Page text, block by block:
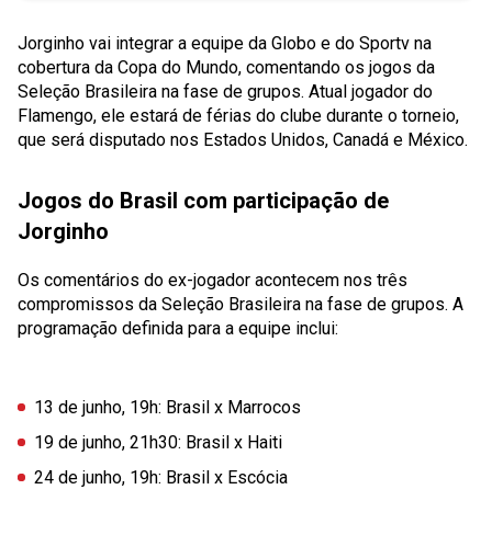
Jorginho vai integrar a equipe da Globo e do Sportv na
cobertura da Copa do Mundo, comentando os jogos da
Seleção Brasileira na fase de grupos. Atual jogador do
Flamengo, ele estará de férias do clube durante o torneio,
que será disputado nos Estados Unidos, Canadá e México.
Jogos do Brasil com participação de
Jorginho
Os comentários do ex-jogador acontecem nos três
compromissos da Seleção Brasileira na fase de grupos. A
programação definida para a equipe inclui:
13 de junho, 19h: Brasil x Marrocos
19 de junho, 21h30: Brasil x Haiti
24 de junho, 19h: Brasil x Escócia